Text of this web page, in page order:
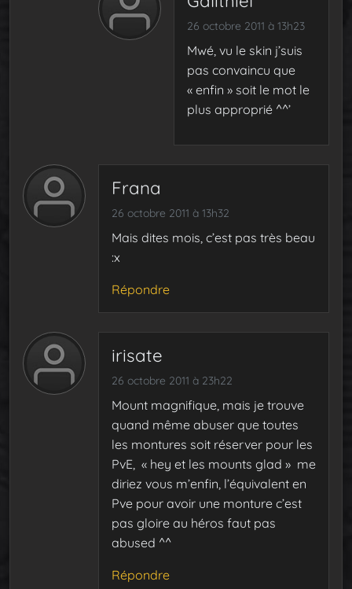
26 octobre 2011 à 13h23
Mwé, vu le skin j’suis
pas convaincu que
« enfin » soit le mot le
plus approprié ^^’
Frana
26 octobre 2011 à 13h32
Mais dites mois, c’est pas très beau
:x
Répondre
irisate
26 octobre 2011 à 23h22
Mount magnifique, mais je trouve
quand même abuser que toutes
les montures soit réserver pour les
PvE, « hey et les mounts glad » me
diriez vous m’enfin, l’équivalent en
Pve pour avoir une monture c’est
pas gloire au héros faut pas
abused ^^
Répondre